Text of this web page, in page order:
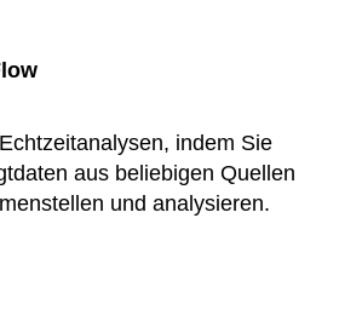
indem Sie
aus beliebigen Quellen
und analysieren.